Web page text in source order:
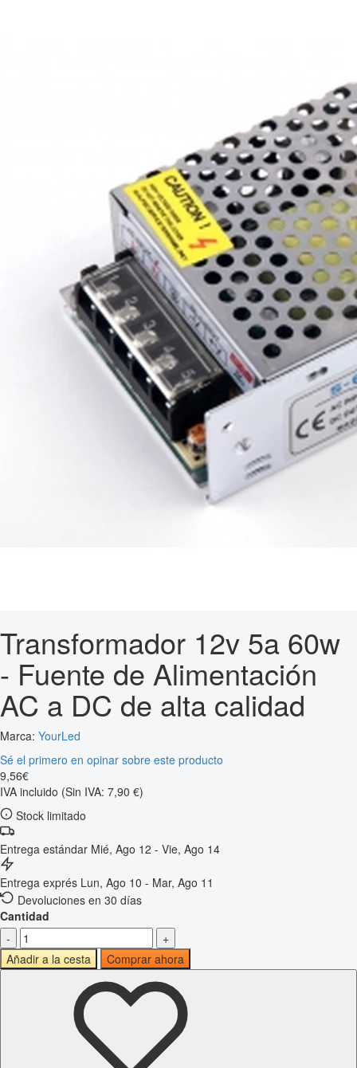
Transformador 12v 5a 60w
- Fuente de Alimentación
AC a DC de alta calidad
Marca: YourLed
Sé el primero en opinar sobre este producto
9,56€
IVA incluido (Sin IVA: 7,90 €)
Stock limitado
Entrega estándar Mié, Ago 12 - Vie, Ago 14
Entrega exprés Lun, Ago 10 - Mar, Ago 11
Devoluciones en 30 días
Cantidad
-
+
Añadir a la cesta
Comprar ahora